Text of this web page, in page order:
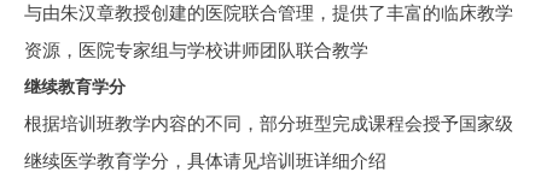
与由朱汉章教授创建的医院联合管理，提供了丰富的临床教学
资源，医院专家组与学校讲师团队联合教学
继续教育学分
根据培训班教学内容的不同，部分班型完成课程会授予国家级
继续医学教育学分，具体请见培训班详细介绍